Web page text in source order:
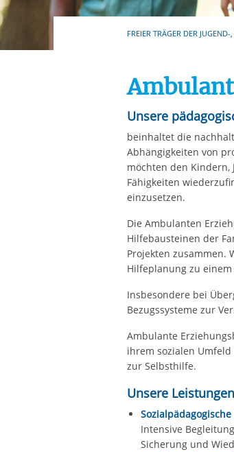
Ihre
aufgrund
FREIER TRÄGER DER
Unsere
beinhaltet die
Abhängigkeiten von
möchten den
Fähigkeiten
einzusetzen.
Die Ambulanten
Hilfebausteinen der
Projekten zusammen.
Hilfeplanung zu
Insbesondere bei
Bezugssysteme zur
Ambulante
ihrem sozialen
zur Selbsthilfe.
Unsere Leistungen
Intensive
Sicherung und